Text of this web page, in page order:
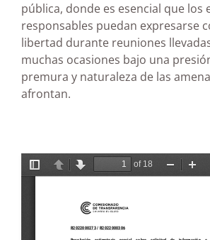
pública, donde es esencial que los
responsables puedan expresarse
libertad durante reuniones
muchas ocasiones bajo una
premura y naturaleza de las
afrontan.